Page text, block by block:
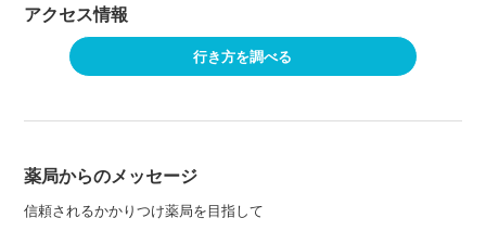
アクセス情報
行き方を調べる
薬局からのメッセージ
信頼されるかかりつけ薬局を目指して